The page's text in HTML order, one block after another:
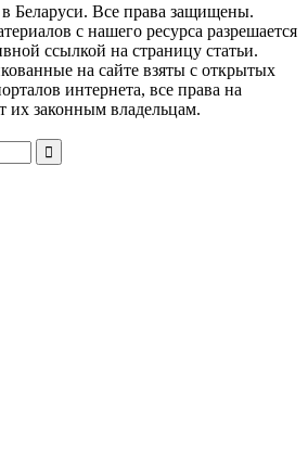
Беларуси. Все права защищены.
с нашего ресурса разрешается
ссылкой на страницу статьи.
на сайте взяты с открытых
интернета, все права на
их законным владельцам.